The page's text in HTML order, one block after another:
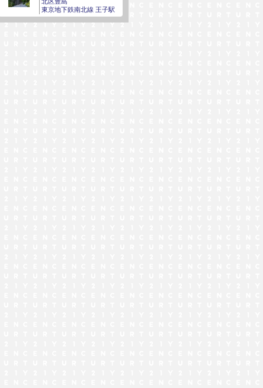
東京地下鉄南北線 王子駅